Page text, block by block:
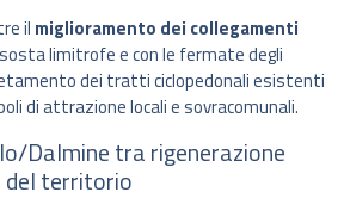
il miglioramento dei collegamenti
limitrofe e con le fermate degli
dei tratti ciclopedonali esistenti
di attrazione locali e sovracomunali.
Dalmine tra rigenerazione
del territorio